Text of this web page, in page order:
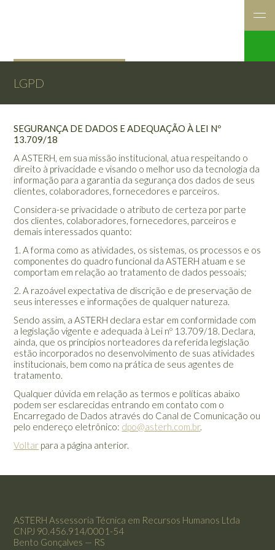
LGPD
SEGURANÇA DE DADOS E ADEQUAÇÃO À LEI Nº
13.709/18
A ASTERH, em sua missão institucional, atua respeitando o
direito à privacidade e visando o melhor uso da tecnologia da
informação para a garantia da segurança dos dados de seus
clientes, colaboradores, fornecedores e parceiros.
Considera-se privacidade o atributo de certeza por parte
dos clientes, colaboradores, fornecedores, parceiros e
demais interessados quanto:
1. A forma como as atividades, os sistemas, os processos e os
componentes do quadro funcional da ASTERH atuam e se
comportam em relação ao tratamento de dados pessoais;
2. A razoável expectativa de discrição e de preservação de
seus interesses e informações de qualquer natureza.
Sendo assim, a ASTERH declara estar em conformidade com
a legislação vigente e adequada à Lei nº 13.709/18. Declara,
ainda, que os princípios norteadores da referida legislação
estão incorporados no desenvolvimento de suas atividades
institucionais, bem como na prática de seus agentes de
tratamento.
Qualquer dúvida em relação as termos e políticas abaixo
podem ser esclarecidas entrando em contato com o
Encarregado de Dados através do Canal de Comunicação ou
pelo endereço eletrônico: dpo@asterh.com.br.
Voltar para a página anterior.
ASTERH Assessoria Técnica em Recursos Humanos Ltda
CNPJ 90.456.914/0001-54
Bento Gonçalves — RS